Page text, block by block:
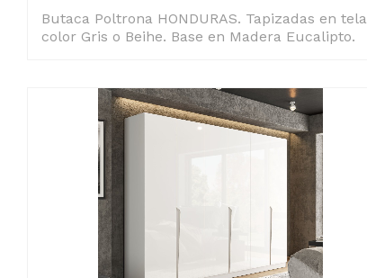
Butaca Poltrona HONDURAS. Tapizadas en tela
color Gris o Beihe. Base en Madera Eucalipto.